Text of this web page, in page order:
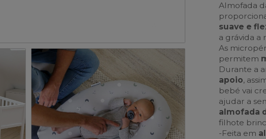
Almofada
suave e
a grávida a
As
permitem
Durante a
apoio,
bebé vai
ajudar a
almofada
filhote
-Feita em